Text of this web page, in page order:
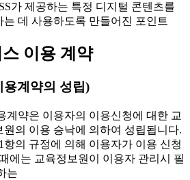
가 제공하는 특정 디지털 콘텐츠를
는 데 사용하도록 만들어진 포인트
이용 계약
용계약의 성립)
계약은 이용자의 이용신청에 대한 교
원의 이용 승낙에 의하여 성립됩니다.
의 규정에 의해 이용자가 이용 신청
에는 교육정보원이 이용자 관리시 필
는